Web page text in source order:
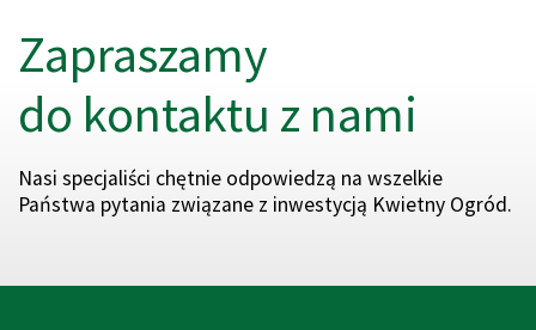
Zapraszamy
do kontaktu z nami
Nasi specjaliści chętnie odpowiedzą na wszelkie
Państwa pytania związane z inwestycją Kwietny Ogród.